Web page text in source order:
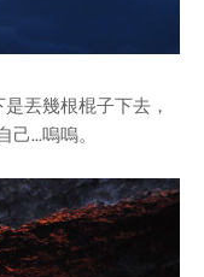
丟幾根棍子下去，
...嗚嗚。